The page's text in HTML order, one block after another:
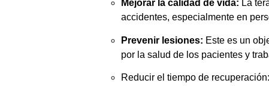
Mejorar la calidad de vida: La
accidentes, especialmente en
Prevenir lesiones: Este es un
por la salud de los pacientes y
Reducir el tiempo de